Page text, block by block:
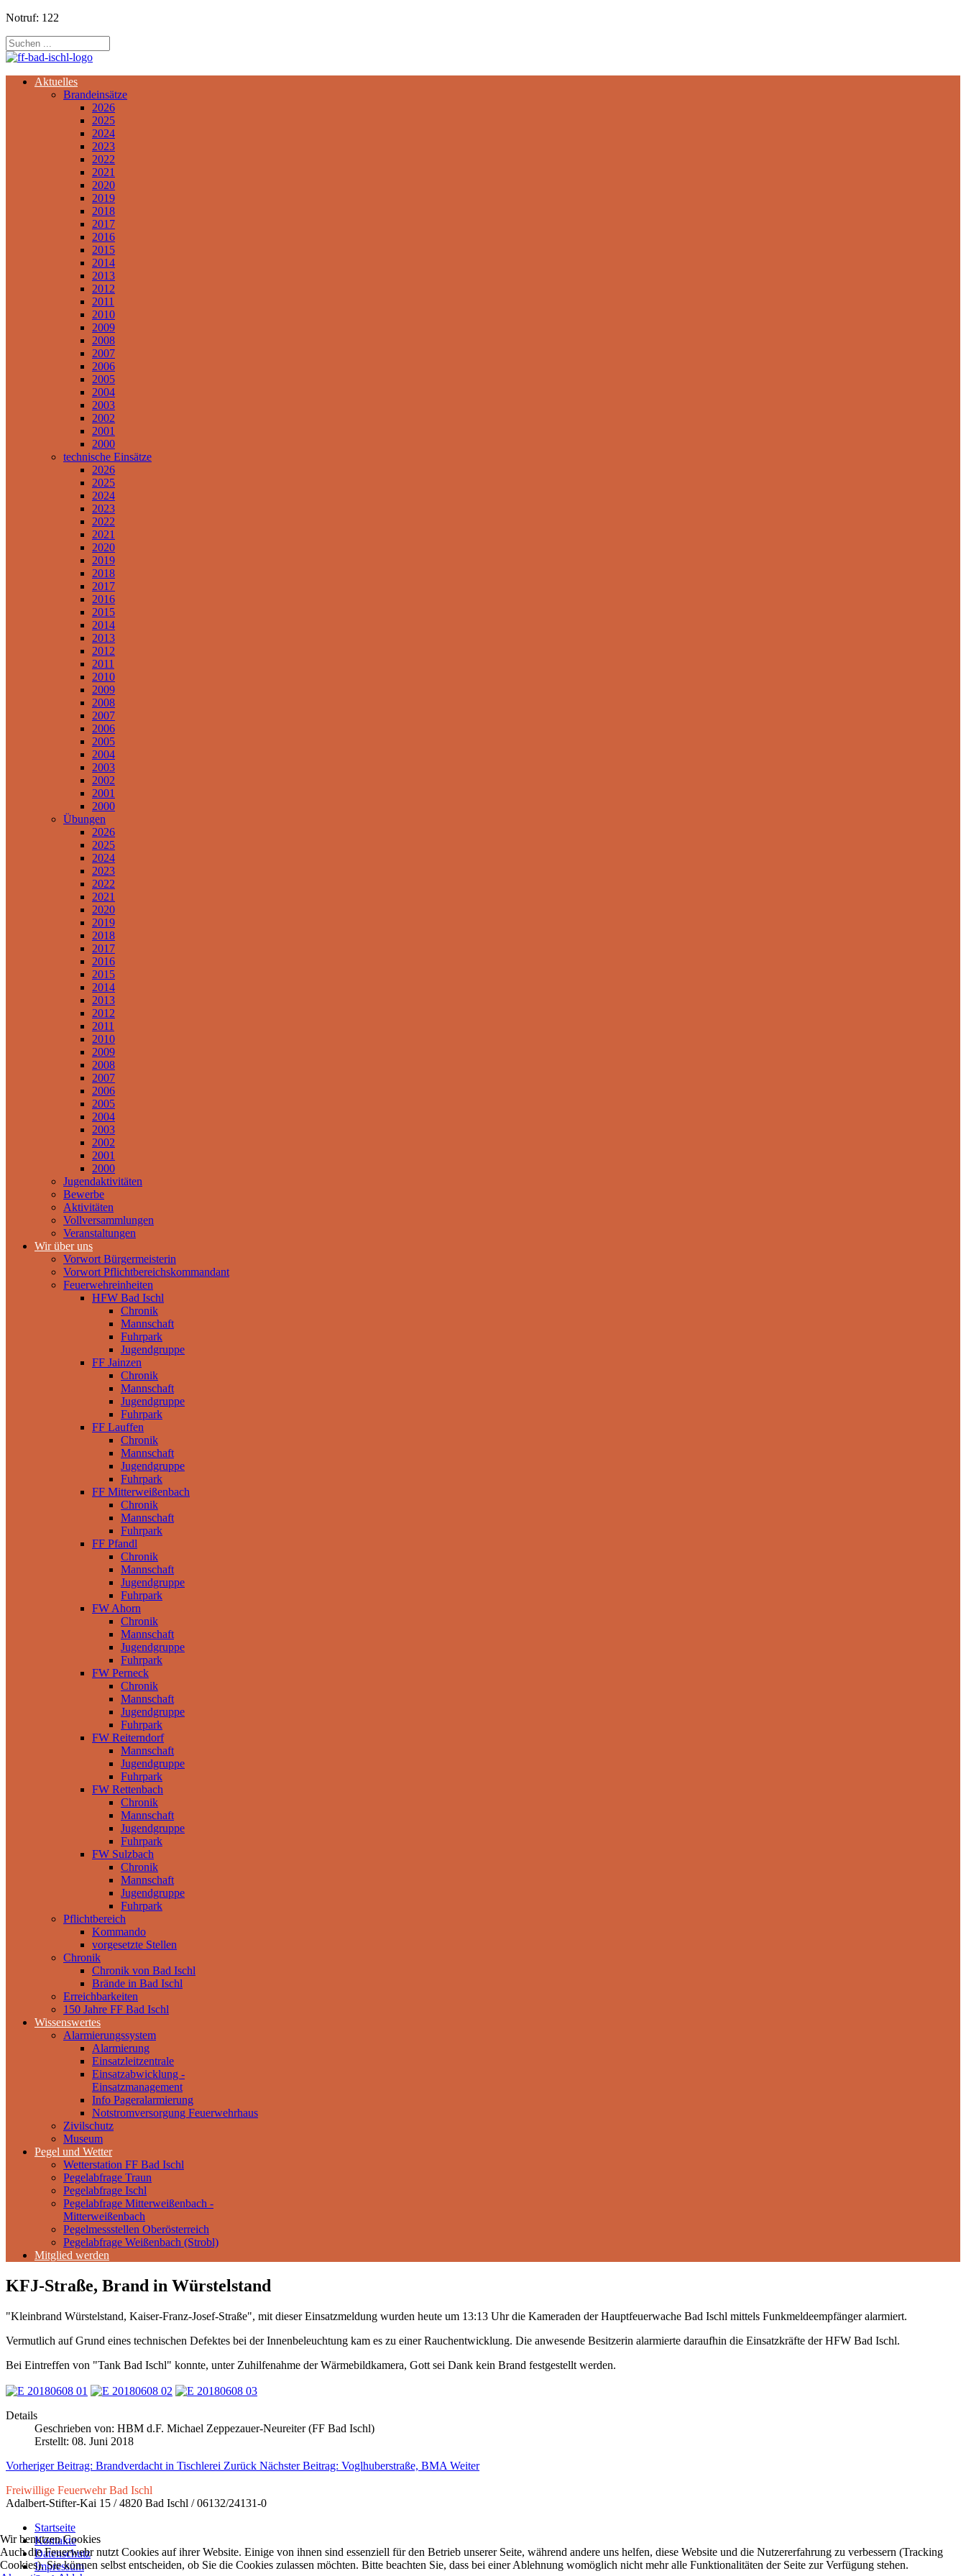
Notruf: 122
Aktuelles
Brandeinsätze
2026
2025
2024
2023
2022
2021
2020
2019
2018
2017
2016
2015
2014
2013
2012
2011
2010
2009
2008
2007
2006
2005
2004
2003
2002
2001
2000
technische Einsätze
2026
2025
2024
2023
2022
2021
2020
2019
2018
2017
2016
2015
2014
2013
2012
2011
2010
2009
2008
2007
2006
2005
2004
2003
2002
2001
2000
Übungen
2026
2025
2024
2023
2022
2021
2020
2019
2018
2017
2016
2015
2014
2013
2012
2011
2010
2009
2008
2007
2006
2005
2004
2003
2002
2001
2000
Jugendaktivitäten
Bewerbe
Aktivitäten
Vollversammlungen
Veranstaltungen
Wir über uns
Vorwort Bürgermeisterin
Vorwort Pflichtbereichskommandant
Feuerwehreinheiten
HFW Bad Ischl
Chronik
Mannschaft
Fuhrpark
Jugendgruppe
FF Jainzen
Chronik
Mannschaft
Jugendgruppe
Fuhrpark
FF Lauffen
Chronik
Mannschaft
Jugendgruppe
Fuhrpark
FF Mitterweißenbach
Chronik
Mannschaft
Fuhrpark
FF Pfandl
Chronik
Mannschaft
Jugendgruppe
Fuhrpark
FW Ahorn
Chronik
Mannschaft
Jugendgruppe
Fuhrpark
FW Perneck
Chronik
Mannschaft
Jugendgruppe
Fuhrpark
FW Reiterndorf
Mannschaft
Jugendgruppe
Fuhrpark
FW Rettenbach
Chronik
Mannschaft
Jugendgruppe
Fuhrpark
FW Sulzbach
Chronik
Mannschaft
Jugendgruppe
Fuhrpark
Pflichtbereich
Kommando
vorgesetzte Stellen
Chronik
Chronik von Bad Ischl
Brände in Bad Ischl
Erreichbarkeiten
150 Jahre FF Bad Ischl
Wissenswertes
Alarmierungssystem
Alarmierung
Einsatzleitzentrale
Einsatzabwicklung -
Einsatzmanagement
Info Pageralarmierung
Notstromversorgung Feuerwehrhaus
Zivilschutz
Museum
Pegel und Wetter
Wetterstation FF Bad Ischl
Pegelabfrage Traun
Pegelabfrage Ischl
Pegelabfrage Mitterweißenbach -
Mitterweißenbach
Pegelmessstellen Oberösterreich
Pegelabfrage Weißenbach (Strobl)
Mitglied werden
KFJ-Straße, Brand in Würstelstand
"Kleinbrand Würstelstand, Kaiser-Franz-Josef-Straße", mit dieser Einsatzmeldung wurden heute um 13:13 Uhr die Kameraden der Hauptfeuerwache Bad Ischl mittels Funkmeldeempfänger alarmiert.
Vermutlich auf Grund eines technischen Defektes bei der Innenbeleuchtung kam es zu einer Rauchentwicklung. Die anwesende Besitzerin alarmierte daraufhin die Einsatzkräfte der HFW Bad Ischl.
Bei Eintreffen von "Tank Bad Ischl" konnte, unter Zuhilfenahme der Wärmebildkamera, Gott sei Dank kein Brand festgestellt werden.
Details
Geschrieben von: HBM d.F. Michael Zeppezauer-Neureiter (FF Bad Ischl)
Erstellt: 08. Juni 2018
Vorheriger Beitrag: Brandverdacht in Tischlerei Zurück Nächster Beitrag: Voglhuberstraße, BMA Weiter
Freiwillige Feuerwehr Bad Ischl
Adalbert-Stifter-Kai 15 / 4820 Bad Ischl / 06132/24131-0
Startseite
Kontakte
Datenschutz
Impressum
Wir benutzen Cookies
Auch die Feuerwehr nutzt Cookies auf ihrer Website. Einige von ihnen sind essenziell für den Betrieb unserer Seite, während andere uns helfen, diese Website und die Nutzererfahrung zu verbessern (Tracking
Cookies). Sie können selbst entscheiden, ob Sie die Cookies zulassen möchten. Bitte beachten Sie, dass bei einer Ablehnung womöglich nicht mehr alle Funktionalitäten der Seite zur Verfügung stehen.